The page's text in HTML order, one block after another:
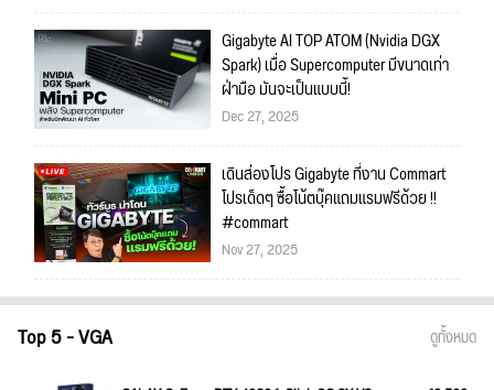
Gigabyte AI TOP ATOM (Nvidia DGX
Spark) เมื่อ Supercomputer มีขนาดเท่า
ฝ่ามือ มันจะเป็นแบบนี้!
Dec 27, 2025
เดินส่องโปร Gigabyte ที่งาน Commart
โปรเด็ดๆ ซื้อโน้ตบุ๊คแถมแรมฟรีด้วย !!
#commart
Nov 27, 2025
Top 5 - VGA ดูทั้งหมด